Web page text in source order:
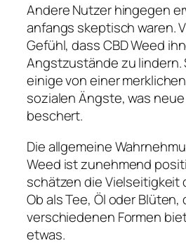
Andere Nutzer hingegen
anfangs skeptisch waren.
Gefühl, dass CBD Weed
Angstzustände zu lindern.
einige von einer
sozialen Ängste, was
beschert.
Die allgemeine
Weed ist zunehmend
schätzen die Vielseitigkeit
Ob als Tee, Öl oder Blüten,
verschiedenen Formen
etwas.